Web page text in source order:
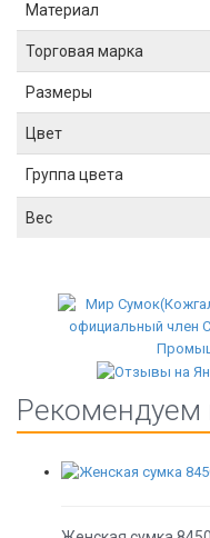
Материал
Торговая марка
Размеры
Цвет
Группа цвета
Вес
Рекомендуем